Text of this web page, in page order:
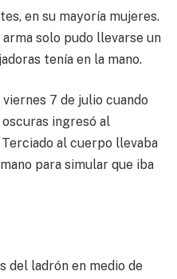
en su mayoría mujeres.
solo pudo llevarse un
tenía en la mano.
7 de julio cuando
ingresó al
al cuerpo llevaba
para simular que iba
del ladrón en medio de